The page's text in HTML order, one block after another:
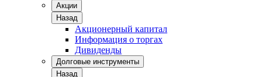
Акции
Назад
Акционерный капитал
Информация о торгах
Дивиденды
Долговые инструменты
Назад